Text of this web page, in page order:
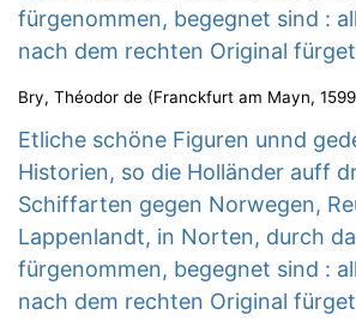
fürgenommen, begegnet sind :
nach dem rechten Original
Bry, Théodor de (Franckfurt am Mayn, 1599
Etliche schöne Figuren unnd
Historien, so die Holländer auff
Schiffarten gegen Norwegen,
Lappenlandt, in Norten, durch
fürgenommen, begegnet sind :
nach dem rechten Original